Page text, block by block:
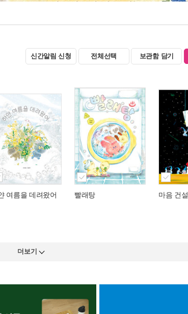
신간알림 신청 전체선택 보관함 담기
여름을 데려왔어 빨래탕 마음 건설
더보기